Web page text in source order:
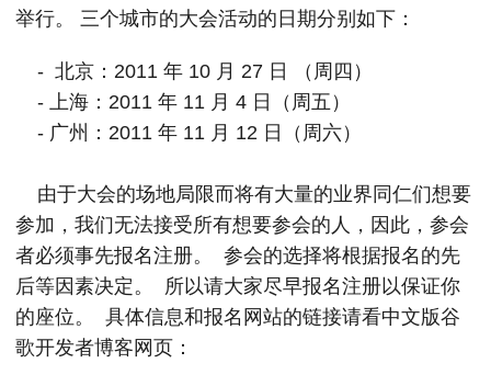
举行。 三个城市的大会活动的日期分别如下：
- 北京：2011 年 10 月 27 日 （周四）
- 上海：2011 年 11 月 4 日（周五）
- 广州：2011 年 11 月 12 日（周六）
由于大会的场地局限而将有大量的业界同仁们想要
参加，我们无法接受所有想要参会的人，因此，参会
者必须事先报名注册。 参会的选择将根据报名的先
后等因素决定。 所以请大家尽早报名注册以保证你
的座位。 具体信息和报名网站的链接请看中文版谷
歌开发者博客网页：